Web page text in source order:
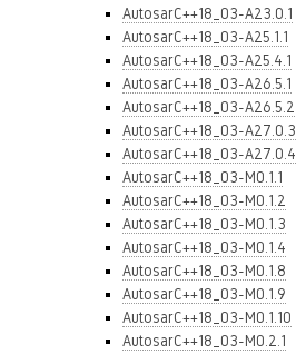
AutosarC++18_03-A23.0.1
AutosarC++18_03-A25.1.1
AutosarC++18_03-A25.4.1
AutosarC++18_03-A26.5.1
AutosarC++18_03-A26.5.2
AutosarC++18_03-A27.0.3
AutosarC++18_03-A27.0.4
AutosarC++18_03-M0.1.1
AutosarC++18_03-M0.1.2
AutosarC++18_03-M0.1.3
AutosarC++18_03-M0.1.4
AutosarC++18_03-M0.1.8
AutosarC++18_03-M0.1.9
AutosarC++18_03-M0.1.10
AutosarC++18_03-M0.2.1